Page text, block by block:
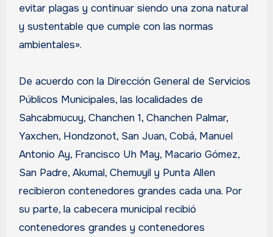
evitar plagas y continuar siendo una zona natural
y sustentable que cumple con las normas
ambientales».
De acuerdo con la Dirección General de Servicios
Públicos Municipales, las localidades de
Sahcabmucuy, Chanchen 1, Chanchen Palmar,
Yaxchen, Hondzonot, San Juan, Cobá, Manuel
Antonio Ay, Francisco Uh May, Macario Gómez,
San Padre, Akumal, Chemuyil y Punta Allen
recibieron contenedores grandes cada una. Por
su parte, la cabecera municipal recibió
contenedores grandes y contenedores